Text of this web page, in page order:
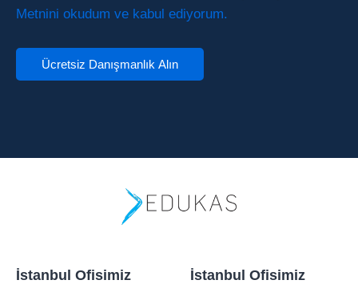
Metnini okudum ve kabul ediyorum.
İstanbul Ofisimiz
İstanbul Ofisimiz